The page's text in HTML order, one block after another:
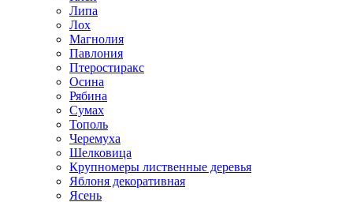
Липа
Лох
Магнолия
Павлония
Птеростиракс
Осина
Рябина
Сумах
Тополь
Черемуха
Шелковица
Крупномеры лиственные деревья
Яблоня декоративная
Ясень